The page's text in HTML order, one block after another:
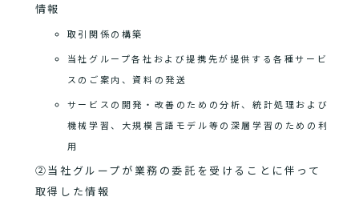
情報
取引関係の構築
当社グループ各社および提携先が提供する各種サービ
スのご案内、資料の発送
サービスの開発・改善のための分析、統計処理および
機械学習、大規模言語モデル等の深層学習のための利
用
②当社グループが業務の委託を受けることに伴って
取得した情報